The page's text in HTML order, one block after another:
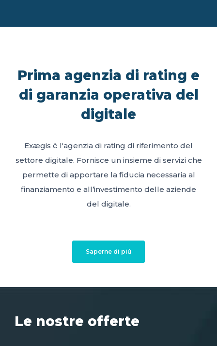
Prima agenzia di rating e
di garanzia operativa del
digitale
Exægis è l'agenzia di rating di riferimento del
settore digitale. Fornisce un insieme di servizi che
permette di apportare la fiducia necessaria al
finanziamento e all’investimento delle aziende
del digitale.
Saperne di più
Le nostre offerte